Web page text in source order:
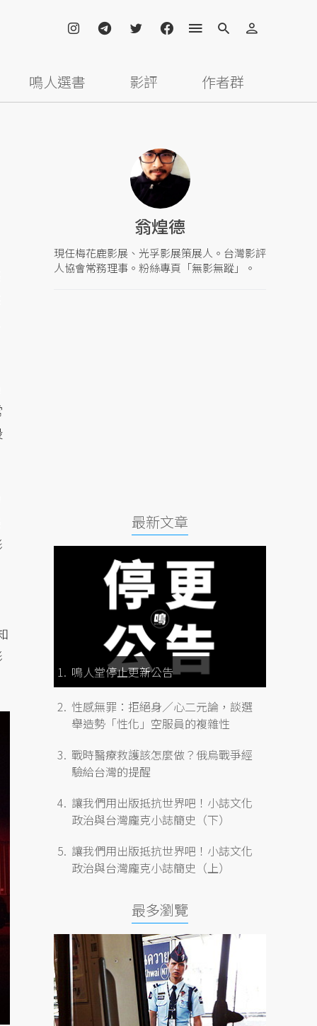
鳴人選書 影評 作者群
翁煌德
現任梅花鹿影展、光孚影展策展人。台灣影評
人協會常務理事。粉絲專頁「無影無蹤」。
最新文章
鳴人堂停止更新公告
性感無罪：拒絕身／心二元論，談選
舉造勢「性化」空服員的複雜性
戰時醫療救護該怎麼做？俄烏戰爭經
驗給台灣的提醒
讓我們用出版抵抗世界吧！小誌文化
政治與台灣龐克小誌簡史（下）
讓我們用出版抵抗世界吧！小誌文化
政治與台灣龐克小誌簡史（上）
最多瀏覽